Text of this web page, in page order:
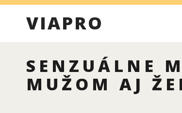
VIAPRO
SENZUÁLNE
MUŽOM AJ